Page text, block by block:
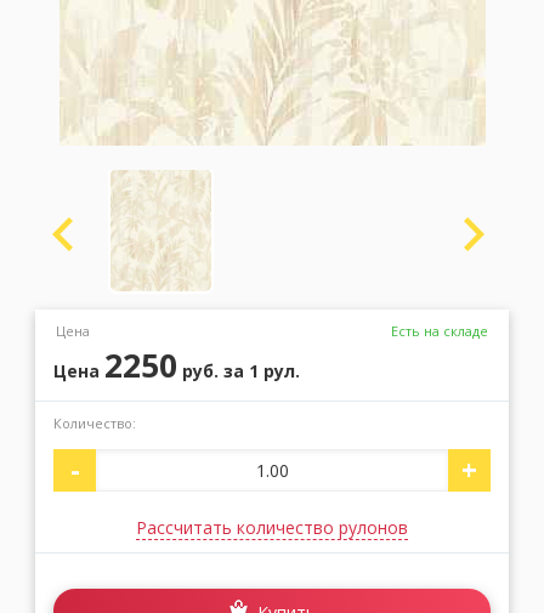
Заказать обратный звонок
Цена Есть на складе
Цена 2250 руб. за 1 рул.
Количество:
- +
Рассчитать количество рулонов